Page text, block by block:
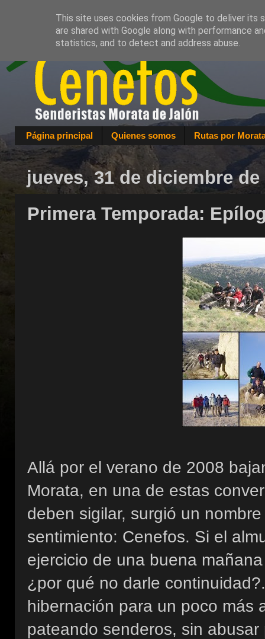
Página principal Quienes somos Rutas por
jueves, 31 de diciembre de
Primera Temporada:
Allá por el verano de 2008
Morata, en una de estas
deben sigilar, surgió un
sentimiento: Cenefos. Si el
ejercicio de una buena
¿por qué no darle
hibernación para un poco más
pateando senderos, sin
This site uses cookies from Google to deliver its
are shared with Google along with performance
statistics, and to detect and address abuse.